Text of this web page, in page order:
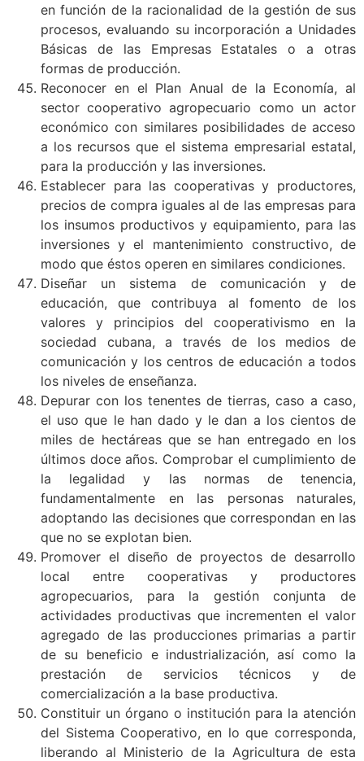
en función de la racionalidad de la gestión de sus
procesos, evaluando su incorporación a Unidades
Básicas de las Empresas Estatales o a otras
formas de producción.
Reconocer en el Plan Anual de la Economía, al
sector cooperativo agropecuario como un actor
económico con similares posibilidades de acceso
a los recursos que el sistema empresarial estatal,
para la producción y las inversiones.
Establecer para las cooperativas y productores,
precios de compra iguales al de las empresas para
los insumos productivos y equipamiento, para las
inversiones y el mantenimiento constructivo, de
modo que éstos operen en similares condiciones.
Diseñar un sistema de comunicación y de
educación, que contribuya al fomento de los
valores y principios del cooperativismo en la
sociedad cubana, a través de los medios de
comunicación y los centros de educación a todos
los niveles de enseñanza.
Depurar con los tenentes de tierras, caso a caso,
el uso que le han dado y le dan a los cientos de
miles de hectáreas que se han entregado en los
últimos doce años. Comprobar el cumplimiento de
la legalidad y las normas de tenencia,
fundamentalmente en las personas naturales,
adoptando las decisiones que correspondan en las
que no se explotan bien.
Promover el diseño de proyectos de desarrollo
local entre cooperativas y productores
agropecuarios, para la gestión conjunta de
actividades productivas que incrementen el valor
agregado de las producciones primarias a partir
de su beneficio e industrialización, así como la
prestación de servicios técnicos y de
comercialización a la base productiva.
Constituir un órgano o institución para la atención
del Sistema Cooperativo, en lo que corresponda,
liberando al Ministerio de la Agricultura de esta